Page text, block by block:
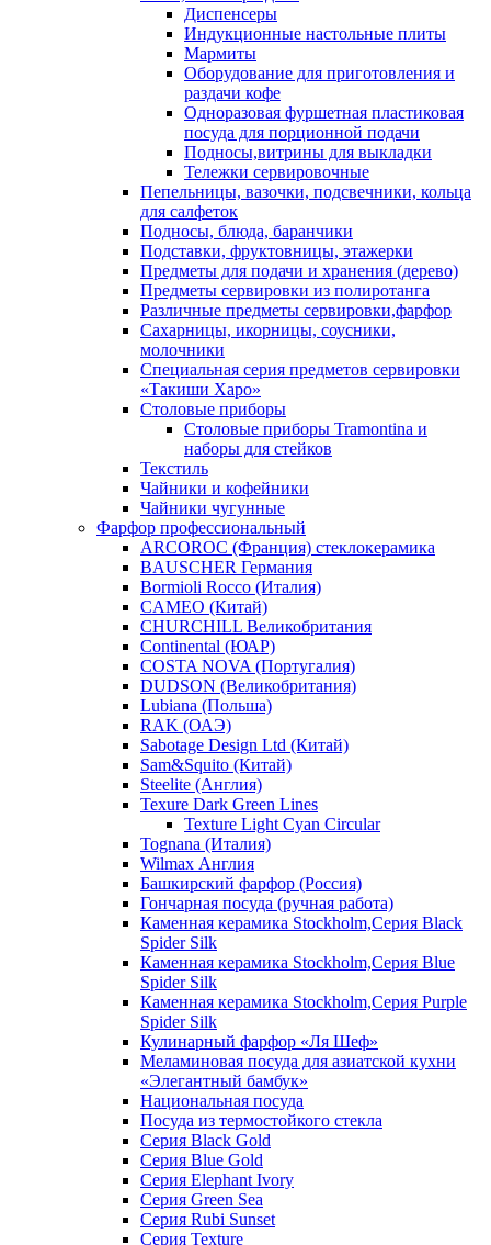
Диспенсеры
Индукционные настольные плиты
Мармиты
Оборудование для приготовления и
раздачи кофе
Одноразовая фуршетная пластиковая
посуда для порционной подачи
Подносы,витрины для выкладки
Тележки сервировочные
Пепельницы, вазочки, подсвечники, кольца
для салфеток
Подносы, блюда, баранчики
Подставки, фруктовницы, этажерки
Предметы для подачи и хранения (дерево)
Предметы сервировки из полиротанга
Различные предметы сервировки,фарфор
Сахарницы, икорницы, соусники,
молочники
Специальная серия предметов сервировки
«Такиши Харо»
Столовые приборы
Столовые приборы Trаmоntina и
наборы для стейков
Текстиль
Чайники и кофейники
Чайники чугунные
Фарфор профессиональный
ARCOROC (Франция) стеклокерамика
BAUSCHER Германия
Bormioli Rocco (Италия)
CAMEO (Китай)
CHURCHILL Великобритания
Continental (ЮАР)
COSTA NOVA (Португалия)
DUDSON (Великобритания)
Lubiana (Польша)
RAK (ОАЭ)
Sabotage Design Ltd (Китай)
Sam&Squito (Китай)
Steelite (Англия)
Texure Dark Green Lines
Texture Light Cyan Circular
Tognana (Италия)
Wilmax Англия
Башкирский фарфор (Россия)
Гончарная посуда (ручная работа)
Каменная керамика Stockholm,Серия Black
Spider Silk
Каменная керамика Stockholm,Серия Blue
Spider Silk
Каменная керамика Stockholm,Серия Purple
Spider Silk
Кулинарный фарфор «Ля Шеф»
Меламиновая посуда для азиатской кухни
«Элегантный бамбук»
Национальная посуда
Посуда из термостойкого стекла
Серия Black Gold
Серия Blue Gold
Серия Elephant Ivory
Серия Green Sea
Серия Rubi Sunset
Серия Texture